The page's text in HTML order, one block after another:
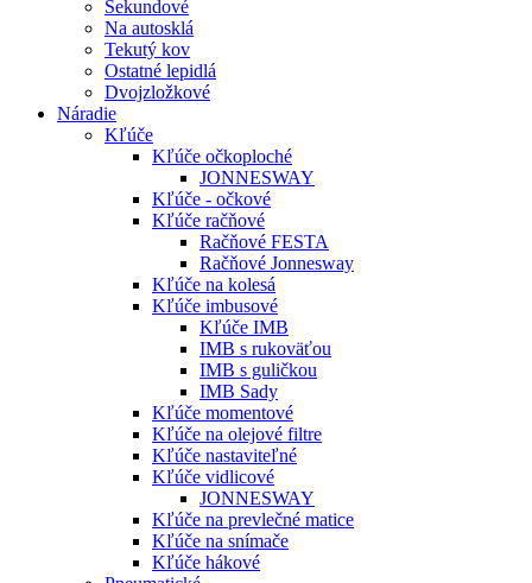
Sekundové
Na autosklá
Tekutý kov
Ostatné lepidlá
Dvojzložkové
Náradie
Kľúče
Kľúče očkoploché
JONNESWAY
Kľúče - očkové
Kľúče račňové
Račňové FESTA
Račňové Jonnesway
Kľúče na kolesá
Kľúče imbusové
Kľúče IMB
IMB s rukoväťou
IMB s guličkou
IMB Sady
Kľúče momentové
Kľúče na olejové filtre
Kľúče nastaviteľné
Kľúče vidlicové
JONNESWAY
Kľúče na prevlečné matice
Kľúče na snímače
Kľúče hákové